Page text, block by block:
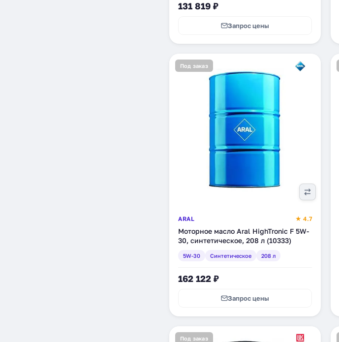
131 819 ₽
Запрос цены
Под заказ
ARAL ★ 4.7
Моторное масло Aral HighTronic F 5W-
30, синтетическое, 208 л (10333)
5W-30 Синтетическое 208 л
162 122 ₽
Запрос цены
Под заказ